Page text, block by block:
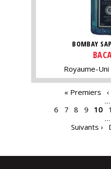
BOMBAY
Royaume-Uni
« Premiers
…
6
7 8 9 10
…
Suivants ›